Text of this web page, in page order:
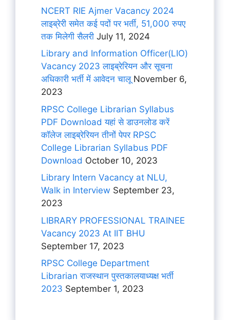
NCERT RIE Ajmer Vacancy 2024
लाइब्रेरी समेत कई पदों पर भर्ती, 51,000 रुपए
तक मिलेगी सैलरी July 11, 2024
Library and Information Officer(LIO)
Vacancy 2023 लाइब्रेरियन और सूचना
अधिकारी भर्ती में आवेदन चालूNovember 6,
2023
RPSC College Librarian Syllabus
PDF Download यहां से डाउनलोड करें
कॉलेज लाइब्रेरियन तीनों पेपर RPSC
College Librarian Syllabus PDF
Download October 10, 2023
Library Intern Vacancy at NLU,
Walk in Interview September 23,
2023
LIBRARY PROFESSIONAL TRAINEE
Vacancy 2023 At IIT BHU
September 17, 2023
RPSC College Department
Librarian राजस्थान पुस्तकालयाध्यक्ष भर्ती
2023 September 1, 2023